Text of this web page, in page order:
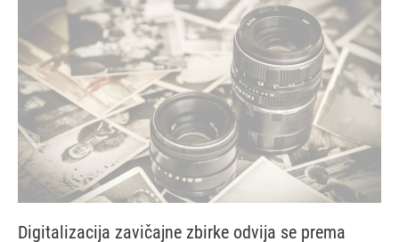
Digitalizacija zavičajne zbirke odvija se prema